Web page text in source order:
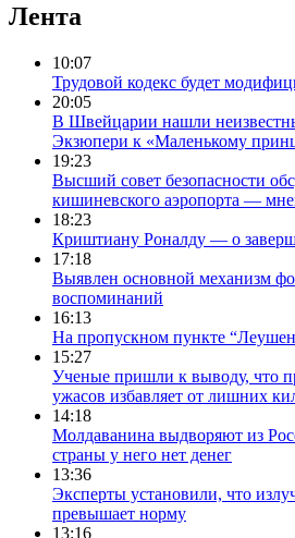
Лента
10:07
Трудовой кодекс будет
20:05
В Швейцарии нашли
Экзюпери к «Маленькому
19:23
Высший совет безопасности
кишиневского аэропорта —
18:23
Криштиану Роналду — о
17:18
Выявлен основной механизм
воспоминаний
16:13
На пропускном пункте
15:27
Ученые пришли к выводу, что
ужасов избавляет от лишних
14:18
Молдаванина выдворяют из
страны у него нет денег
13:36
Эксперты установили, что
превышает норму
13:16